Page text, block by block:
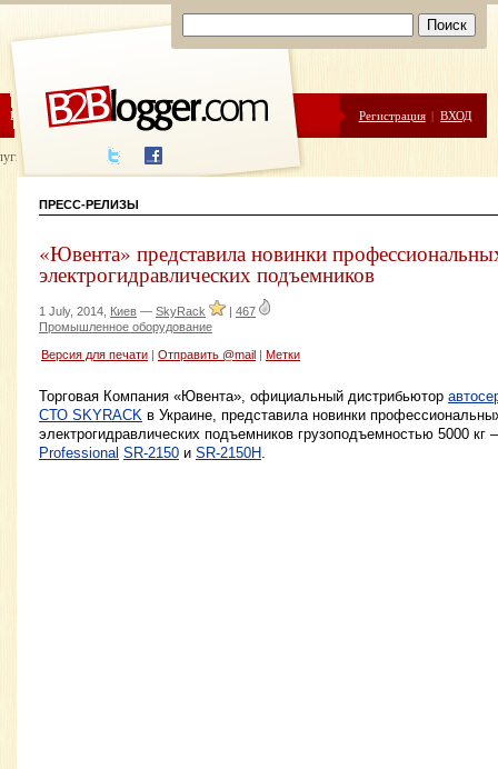
ЦЕНЫ ПОМОЩЬ Регистрация | ВХОД
написания
ПРЕСС-РЕЛИЗЫ
«Ювента» представила новинки
электрогидравлических подъемников
1 July, 2014, Киев — SkyRack | 467
Промышленное оборудование
Версия для печати Отправить @mail Метки
Торговая Компания «Ювента», официальный дистрибьютор
СТО SKYRACK в Украине, представила новинки
электрогидравлических подъемников грузоподъемностью 5000
Professional SR-2150 и SR-2150H.